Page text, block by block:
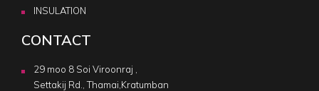
INSULATION
CONTACT
29 moo 8 Soi Viroonraj ,
Settakij Rd., Thamai,Kratumban